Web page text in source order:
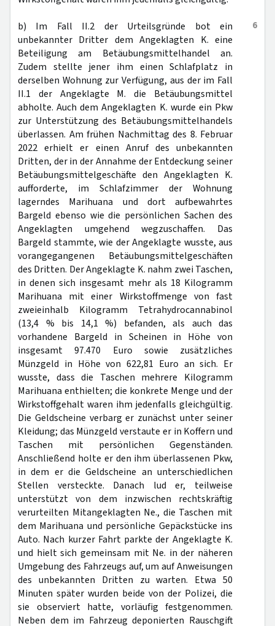
6
b) Im Fall II.2 der Urteilsgründe bot ein
unbekannter Dritter dem Angeklagten K. eine
Beteiligung am Betäubungsmittelhandel an.
Zudem stellte jener ihm einen Schlafplatz in
derselben Wohnung zur Verfügung, aus der im Fall
II.1 der Angeklagte M. die Betäubungsmittel
abholte. Auch dem Angeklagten K. wurde ein Pkw
zur Unterstützung des Betäubungsmittelhandels
überlassen. Am frühen Nachmittag des 8. Februar
2022 erhielt er einen Anruf des unbekannten
Dritten, der in der Annahme der Entdeckung seiner
Betäubungsmittelgeschäfte den Angeklagten K.
aufforderte, im Schlafzimmer der Wohnung
lagerndes Marihuana und dort aufbewahrtes
Bargeld ebenso wie die persönlichen Sachen des
Angeklagten umgehend wegzuschaffen. Das
Bargeld stammte, wie der Angeklagte wusste, aus
vorangegangenen Betäubungsmittelgeschäften
des Dritten. Der Angeklagte K. nahm zwei Taschen,
in denen sich insgesamt mehr als 18 Kilogramm
Marihuana mit einer Wirkstoffmenge von fast
zweieinhalb Kilogramm Tetrahydrocannabinol
(13,4 % bis 14,1 %) befanden, als auch das
vorhandene Bargeld in Scheinen in Höhe von
insgesamt 97.470 Euro sowie zusätzliches
Münzgeld in Höhe von 622,81 Euro an sich. Er
wusste, dass die Taschen mehrere Kilogramm
Marihuana enthielten; die konkrete Menge und der
Wirkstoffgehalt waren ihm jedenfalls gleichgültig.
Die Geldscheine verbarg er zunächst unter seiner
Kleidung; das Münzgeld verstaute er in Koffern und
Taschen mit persönlichen Gegenständen.
Anschließend holte er den ihm überlassenen Pkw,
in dem er die Geldscheine an unterschiedlichen
Stellen versteckte. Danach lud er, teilweise
unterstützt von dem inzwischen rechtskräftig
verurteilten Mitangeklagten Ne., die Taschen mit
dem Marihuana und persönliche Gepäckstücke ins
Auto. Nach kurzer Fahrt parkte der Angeklagte K.
und hielt sich gemeinsam mit Ne. in der näheren
Umgebung des Fahrzeugs auf, um auf Anweisungen
des unbekannten Dritten zu warten. Etwa 50
Minuten später wurden beide von der Polizei, die
sie observiert hatte, vorläufig festgenommen.
Neben dem im Fahrzeug deponierten Rauschgift